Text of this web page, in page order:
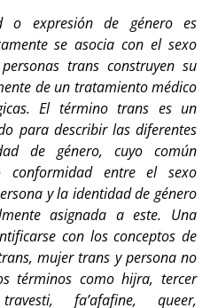
o expresión de género es
se asocia con el sexo
trans construyen su
de un tratamiento médico
El término trans es un
para describir las diferentes
de género, cuyo común
entre el sexo
y la identidad de género
asignada a este. Una
con los conceptos de
mujer trans y persona no
términos como hijra, tercer
fa’afafine, queer,